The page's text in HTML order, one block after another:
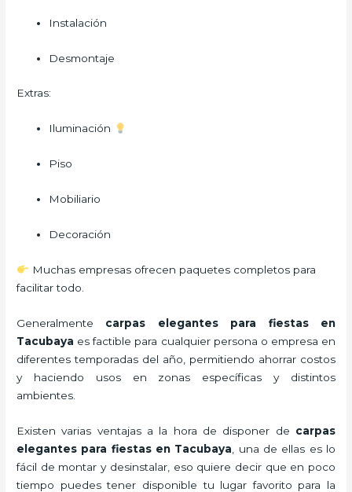
Instalación
Desmontaje
Extras:
Iluminación
Piso
Mobiliario
Decoración
Muchas empresas ofrecen paquetes completos para
facilitar todo.
Generalmente carpas elegantes para fiestas
en
Tacubaya es factible para cualquier persona o empresa en
diferentes temporadas del año, permitiendo ahorrar costos
y haciendo usos en zonas específicas y distintos
ambientes.
Existen varias ventajas a la hora de disponer de carpas
elegantes para fiestasen Tacubaya , una de ellas es lo
fácil de montar y desinstalar, eso quiere decir que en poco
tiempo puedes tener disponible tu lugar favorito para la